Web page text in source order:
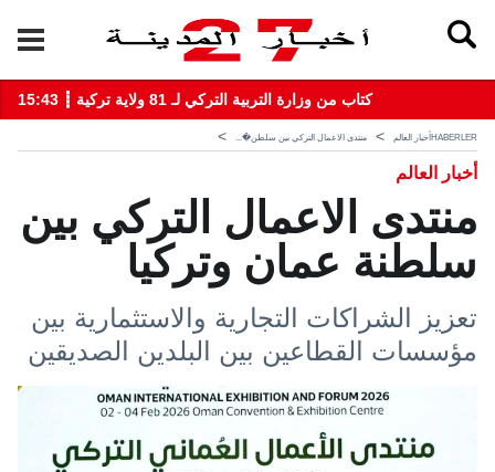
15:43 ┋ كتاب من وزارة التربية التركي لـ 81 ولاية تركية
HABERLER أخبار العالم منتدى الاعمال التركي بين سلطن�...
أخبار العالم
منتدى الاعمال التركي بين
سلطنة عمان وتركيا
تعزيز الشراكات التجارية والاستثمارية بين
مؤسسات القطاعين بين البلدين الصديقين